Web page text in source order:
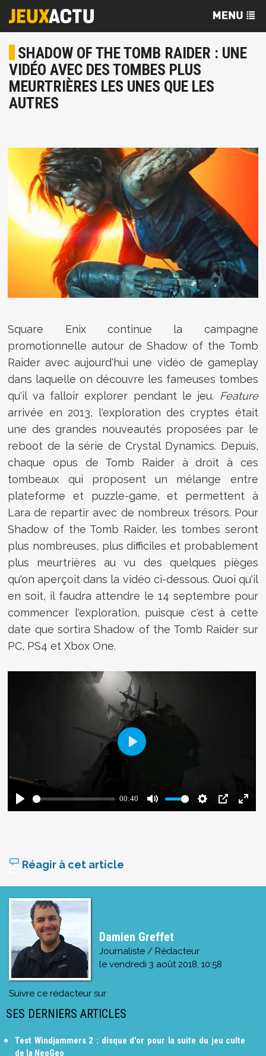
SHADOW OF THE TOMB RAIDER : UNE
VIDÉO AVEC DES TOMBES PLUS
MEURTRIÈRES LES UNES QUE LES
AUTRES
Square Enix continue la campagne
promotionnelle autour de Shadow of the Tomb
Raider avec aujourd'hui une vidéo de gameplay
dans laquelle on découvre les fameuses tombes
qu'il va falloir explorer pendant le jeu.
Feature
arrivée en 2013, l'exploration des cryptes était
une des grandes nouveautés proposées par le
reboot de la série de Crystal Dynamics. Depuis,
chaque opus de Tomb Raider à droit à ces
tombeaux qui proposent un mélange entre
plateforme et puzzle-game, et permettent à
Lara de repartir avec de nombreux trésors. Pour
Shadow of the Tomb Raider, les tombes seront
plus nombreuses, plus difficiles et probablement
plus meurtrières au vu des quelques pièges
qu'on aperçoit dans la vidéo ci-dessous. Quoi qu'il
en soit, il faudra attendre le 14 septembre pour
commencer l'exploration, puisque c'est à cette
date que sortira Shadow of the Tomb Raider sur
PC, PS4 et Xbox One.
Réagir à cet article
Damien Greffet
Journaliste / Rédacteur
le vendredi 3 août 2018, 10:58
Suivre ce rédacteur sur
SES DERNIERS ARTICLES
Test Windjammers 2 : disque d'or pour la suite du jeu culte
de la NeoGeo